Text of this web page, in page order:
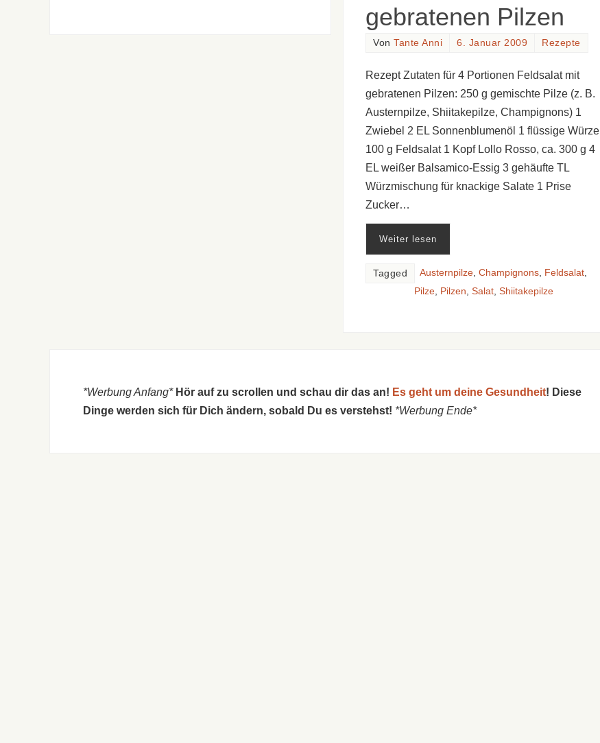
gebratenen Pilzen
VonTante Anni 6. Januar 2009 Rezepte
Rezept Zutaten für 4 Portionen Feldsalat mit
gebratenen Pilzen: 250 g gemischte Pilze (z. B.
Austernpilze, Shiitakepilze, Champignons) 1
Zwiebel 2 EL Sonnenblumenöl 1 flüssige Würze
100 g Feldsalat 1 Kopf Lollo Rosso, ca. 300 g 4
EL weißer Balsamico-Essig 3 gehäufte TL
Würzmischung für knackige Salate 1 Prise
Zucker…
Weiter lesen
Tagged Austernpilze ,Champignons Feldsalat
Pilze
Pilzen ,Salat ,Shiitakepilze
*Werbung Anfang* Hör auf zu scrollen und schau dir das an! Es geht um deine Gesundheit! Diese
Dinge werden sich für Dich ändern, sobald Du es verstehst! *Werbung Ende*